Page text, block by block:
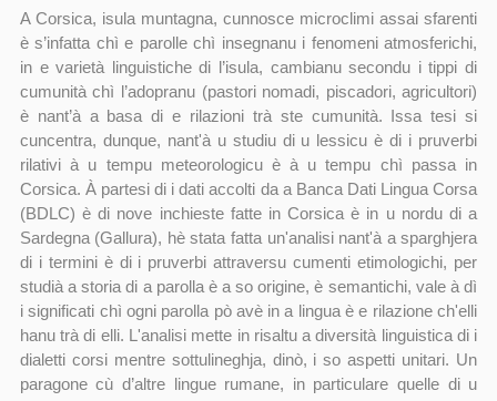
A Corsica, isula muntagna, cunnosce microclimi assai sfarenti
è s’infatta chì e parolle chì insegnanu i fenomeni atmosferichi,
in e varietà linguistiche di l’isula, cambianu secondu i tippi di
cumunità chì l’adopranu (pastori nomadi, piscadori, agricultori)
è nant’à a basa di e rilazioni trà ste cumunità. Issa tesi si
cuncentra, dunque, nant'à u studiu di u lessicu è di i pruverbi
rilativi à u tempu meteorologicu è à u tempu chì passa in
Corsica. À partesi di i dati accolti da a Banca Dati Lingua Corsa
(BDLC) è di nove inchieste fatte in Corsica è in u nordu di a
Sardegna (Gallura), hè stata fatta un'analisi nant'à a sparghjera
di i termini è di i pruverbi attraversu cumenti etimologichi, per
studià a storia di a parolla è a so origine, è semantichi, vale à dì
i significati chì ogni parolla pò avè in a lingua è e rilazione ch'elli
hanu trà di elli. L'analisi mette in risaltu a diversità linguistica di i
dialetti corsi mentre sottulineghja, dinò, i so aspetti unitari. Un
paragone cù d’altre lingue rumane, in particulare quelle di u